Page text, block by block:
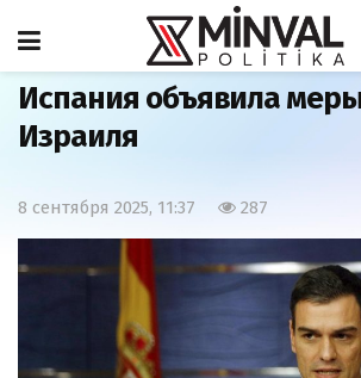
Главная
Испания объявила
Израиля
8 сентября 2025, 11:37 287